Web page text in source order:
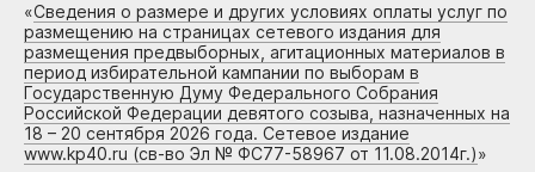
«Сведения о размере и других условиях оплаты услуг по
размещению на страницах сетевого издания для
размещения предвыборных, агитационных материалов в
период избирательной кампании по выборам в
Государственную Думу Федерального Собрания
Российской Федерации девятого созыва, назначенных на
18 – 20 сентября 2026 года. Сетевое издание
www.kp40.ru (св-во Эл № ФС77-58967 от 11.08.2014г.)»